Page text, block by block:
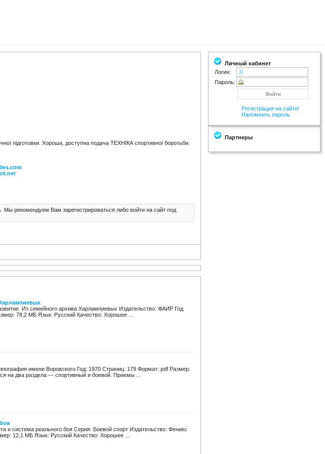
підготовки. Хороша, доступна подача ТЕХНІКА спортивної боротьби.
рекомендуем Вам зарегистрироваться либо войти на сайт под
Из семейного архива Харлампиевых Издательство: ФАИР Год
78,2 МБ Язык: Русский Качество: Хорошее ...
имени Воровского Год: 1970 Страниц: 179 Формат: pdf Размер:
на два раздела — спортивный и боевой. Приемы ...
система реального боя Серия: Боевой спорт Издательство: Феникс
12,1 МБ Язык: Русский Качество: Хорошее ...
Личный кабинет
Логин:
Пароль:
Регистрация на сайте!
Напомнить пароль
Партнеры